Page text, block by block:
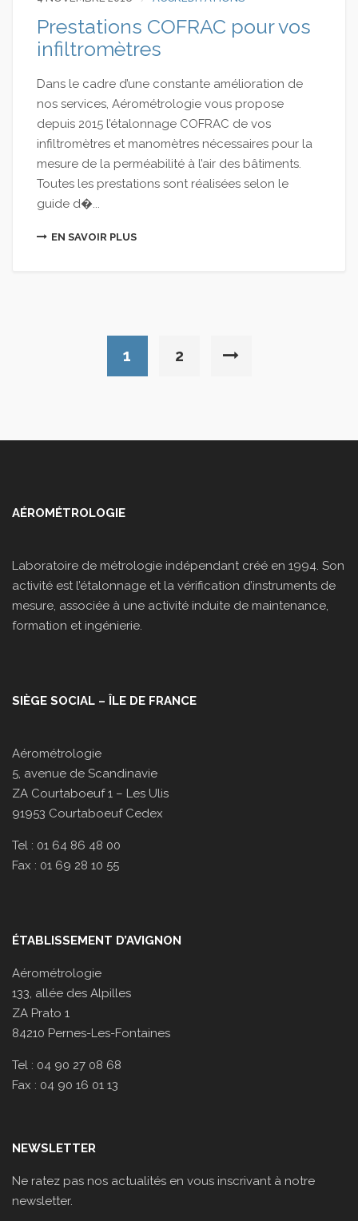
Prestations COFRAC pour vos
infiltromètres
Dans le cadre d’une constante amélioration de
nos services, Aérométrologie vous propose
depuis 2015 l’étalonnage COFRAC de vos
infiltromètres et manomètres nécessaires pour la
mesure de la perméabilité à l’air des bâtiments.
Toutes les prestations sont réalisées selon le
guide d�...
EN SAVOIR PLUS
1 2
AÉROMÉTROLOGIE
Laboratoire de métrologie indépendant créé en 1994. Son
activité est l’étalonnage et la vérification d’instruments de
mesure, associée à une activité induite de maintenance,
formation et ingénierie.
SIÈGE SOCIAL – ÎLE DE FRANCE
Aérométrologie
5, avenue de Scandinavie
ZA Courtaboeuf 1 – Les Ulis
91953 Courtaboeuf Cedex
Tel : 01 64 86 48 00
Fax : 01 69 28 10 55
ÉTABLISSEMENT D’AVIGNON
Aérométrologie
133, allée des Alpilles
ZA Prato 1
84210 Pernes-Les-Fontaines
Tel : 04 90 27 08 68
Fax : 04 90 16 01 13
NEWSLETTER
Ne ratez pas nos actualités en vous inscrivant à notre
newsletter.